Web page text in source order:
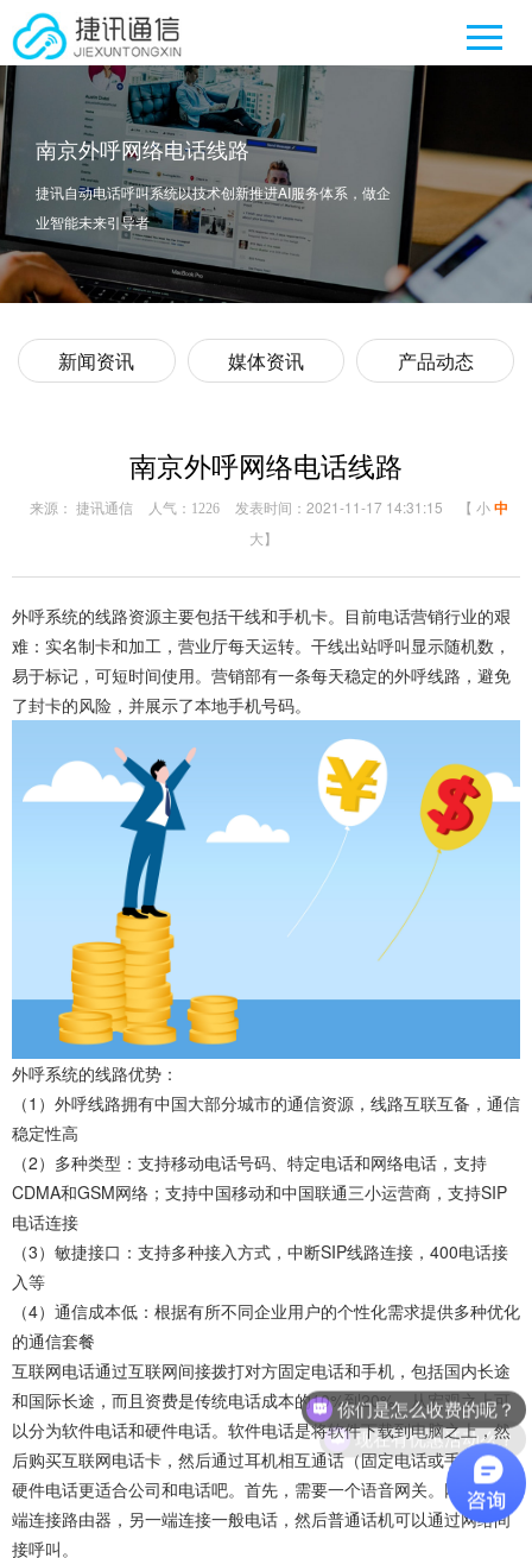
南京外呼网络电话线路
捷讯自动电话呼叫系统以技术创新推进AI服务体系，做企
业智能未来引导者
新闻资讯 媒体资讯 产品动态
南京外呼网络电话线路
来源： 捷讯通信 人气： 1226 发表时间：2021-11-17 14:31:15 【 小中
大】
外呼系统的线路资源主要包括干线和手机卡。目前电话营销行业的艰
难：实名制卡和加工，营业厅每天运转。干线出站呼叫显示随机数，
易于标记，可短时间使用。营销部有一条每天稳定的外呼线路，避免
了封卡的风险，并展示了本地手机号码。
外呼系统的线路优势：
（1）外呼线路拥有中国大部分城市的通信资源，线路互联互备，通信
稳定性高
（2）多种类型：支持移动电话号码、特定电话和网络电话，支持
CDMA和GSM网络；支持中国移动和中国联通三小运营商，支持SIP
电话连接
（3）敏捷接口：支持多种接入方式，中断SIP线路连接，400电话接
入等
（4）通信成本低：根据有所不同企业用户的个性化需求提供多种优化
的通信套餐
互联网电话通过互联网间接拨打对方固定电话和手机，包括国内长途
和国际长途，而且资费是传统电话成本的10%到20%。从宏观之上可
以分为软件电话和硬件电话。软件电话是将软件下载到电脑之上，然
后购买互联网电话卡，然后通过耳机相互通话（固定电话或手机）；
硬件电话更适合公司和电话吧。首先，需要一个语音网关。网关的一
端连接路由器，另一端连接一般电话，然后普通话机可以通过网络间
接呼叫。
你们是怎么收费的呢？
现在有优惠活动么？